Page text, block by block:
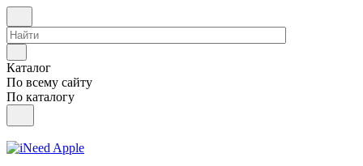
Каталог
По всему сайту
По каталогу